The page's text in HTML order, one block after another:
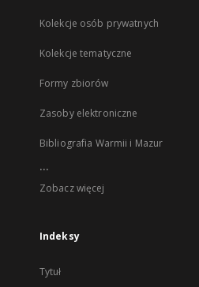
Kolekcje osób prywatnych
Kolekcje tematyczne
Formy zbiorów
Zasoby elektroniczne
Bibliografia Warmii i Mazur
...
Zobacz więcej
Indeksy
Tytuł